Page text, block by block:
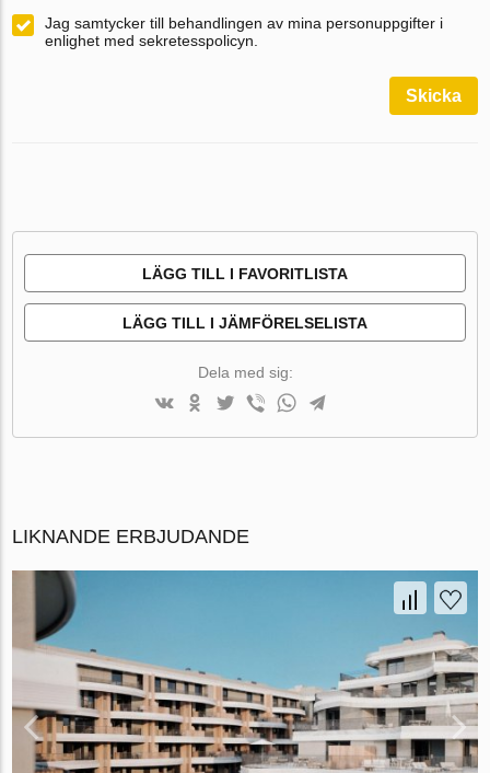
Jag samtycker till behandlingen av mina personuppgifter i
enlighet med sekretesspolicyn.
Skicka
LÄGG TILL I FAVORITLISTA
LÄGG TILL I JÄMFÖRELSELISTA
Dela med sig:
LIKNANDE ERBJUDANDE